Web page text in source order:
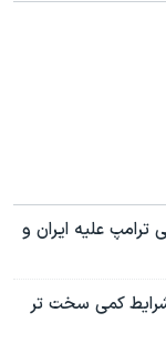
علیه ایران و
شرایط کمی سخت تر